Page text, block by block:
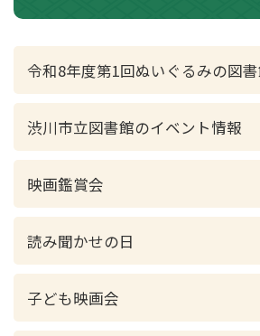
令和8年度第1回ぬいぐるみの図
渋川市立図書館のイベント情報
映画鑑賞会
読み聞かせの日
子ども映画会